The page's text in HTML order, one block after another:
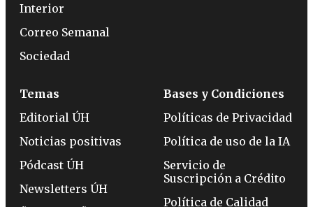
Interior
Correo Semanal
Sociedad
Temas
Editorial ÚH
Noticias positivas
Pódcast ÚH
Newsletters ÚH
Bases y Condiciones
Políticas de Privacidad
Política de uso de la IA
Servicio de
Suscripción a Crédito
Política de Calidad